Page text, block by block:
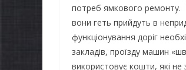
потреб ямкового ремонту.
вони геть прийдуть в
функціонування доріг
закладів, проїзду машин
використовує кошти, які не